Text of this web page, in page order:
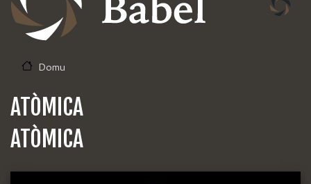
Domu
ATÒMICA
ATÒMICA